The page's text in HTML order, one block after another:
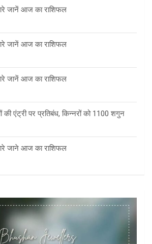
जानें आज का राशिफल
जानें आज का राशिफल
जानें आज का राशिफल
की एंट्री पर प्रतिबंध, किन्नरों को 1100 शगुन
जाने आज का राशिफल